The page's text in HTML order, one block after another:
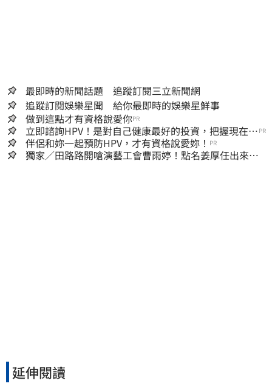
最即時的新聞話題 追蹤訂閱三立新聞網
追蹤訂閱娛樂星聞 給你最即時的娛樂星鮮事
做到這點才有資格說愛你PR
立即諮詢HPV！是對自己健康最好的投資，把握現在不
嫌晚！
PR
伴侶和妳一起預防HPV，才有資格說愛妳！ PR
獨家／田路路開嗆演藝工會曹雨婷！點名姜厚任出來
延伸閱讀